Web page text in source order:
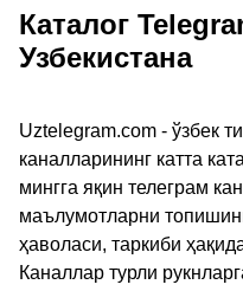
Каталог
Узбекистана
Uztelegram.com - ўзбек
каналларининг катта
мингга яқин телеграм
маълумотларни
ҳаволаси, таркиби
Каналлар турли